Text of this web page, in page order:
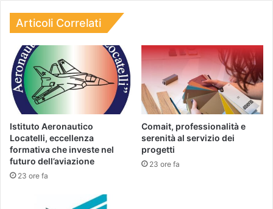
Articoli Correlati
Istituto Aeronautico
Locatelli, eccellenza
formativa che investe nel
futuro dell’aviazione
23 ore fa
Comait, professionalità e
serenità al servizio dei
progetti
23 ore fa